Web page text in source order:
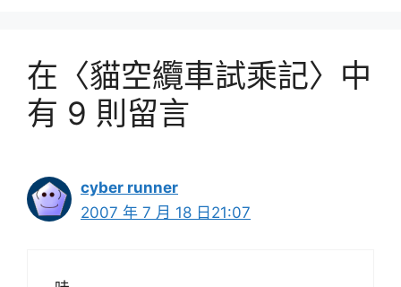
在〈貓空纜車試乘記〉中
有 9 則留言
cyber runner
2007 年 7 月 18 日21:07